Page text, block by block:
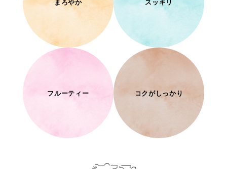
まろやか スッキリ
フルーティー コクがしっかり